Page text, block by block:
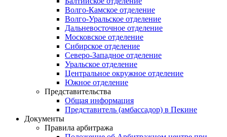
Волго-Камское отделение
Волго-Уральское отделение
Дальневосточное отделение
Московское отделение
Сибирское отделение
Северо-Западное отделение
Уральское отделение
Центральное окружное отделение
Южное отделение
Представительства
Общая информация
Представитель (амбассадор) в Пекине
Документы
Правила арбитража